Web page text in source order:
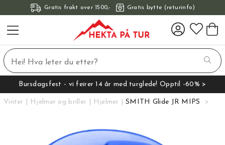
Gratis frakt over 1500,- Gratis bytte (returinfo)
Bursdagsfest - vi feirer 14 år med turglede! Opptil -60% >
Vinter Hjelmer og briller Hjelmer SMITH Glide JR MIPS